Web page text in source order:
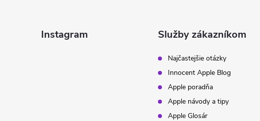
Instagram Služby zákazníkom
Najčastejšie otázky
Innocent Apple Blog
Apple poradňa
Apple návody a tipy
Apple Glosár